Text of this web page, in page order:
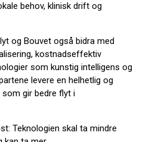
behov, klinisk drift og
og Bouvet også bidra med
kostnadseffektiv
som kunstig intelligens og
levere en helhetlig og
gir bedre flyt i
Teknologien skal ta mindre